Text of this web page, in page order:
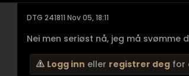
DTG 241811 Nov 05, 18:11
Nei men seriøst nå, jeg må svømme
Logg inn eller registrer deg for